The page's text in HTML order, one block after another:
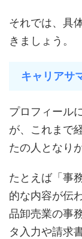
それでは、具
きましょう。
キャリアサ
プロフィール
が、これまで
たの人となり
たとえば「事
的な内容が伝
品卸売業の事
タ入力や請求